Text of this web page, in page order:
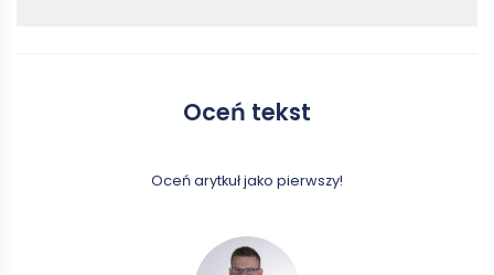
Oceń tekst
Oceń arytkuł jako pierwszy!